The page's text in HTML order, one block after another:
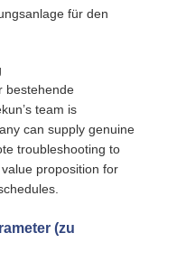
für den
bestehende
team is
can supply genuine
troubleshooting to
proposition for
(zu